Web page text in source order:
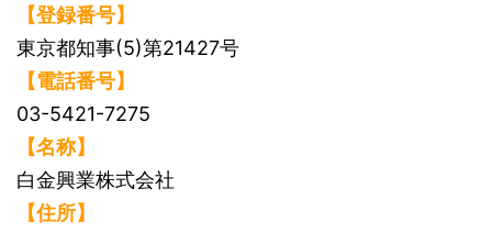
【登録番号】
東京都知事(5)第21427号
【電話番号】
03-5421-7275
【名称】
白金興業株式会社
【住所】